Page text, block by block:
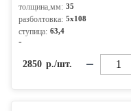
толщина,мм: 35
разболтовка: 5x108
ступица: 63,4
-
2850 р./шт.